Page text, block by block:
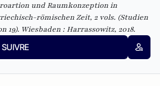
und Raumkonzeption in
römischen Zeit, 2 vols. (Studien
19). Wiesbaden : Harrassowitz, 2018.
SUIVRE